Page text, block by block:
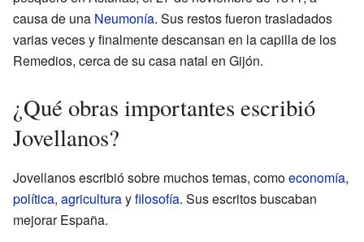
causa de una Neumonía. Sus restos fueron trasladados
varias veces y finalmente descansan en la capilla de los
Remedios, cerca de su casa natal en Gijón.
¿Qué obras importantes escribió
Jovellanos?
Jovellanos escribió sobre muchos temas, comoeconomía,
política, agriculturayfilosofía. Sus escritos buscaban
mejorar España.